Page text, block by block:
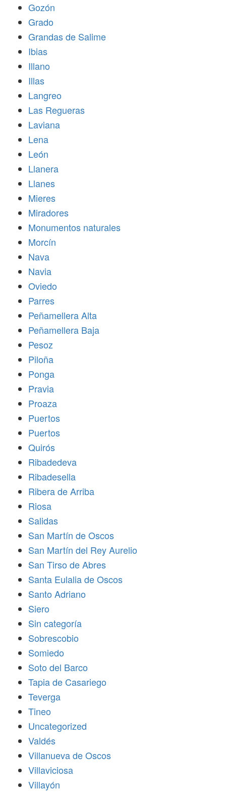
Gozón
Grado
Grandas de Salime
Ibias
Illano
Illas
Langreo
Las Regueras
Laviana
Lena
León
Llanera
Llanes
Mieres
Miradores
Monumentos naturales
Morcín
Nava
Navia
Oviedo
Parres
Peñamellera Alta
Peñamellera Baja
Pesoz
Piloña
Ponga
Pravia
Proaza
Puertos
Puertos
Quirós
Ribadedeva
Ribadesella
Ribera de Arriba
Riosa
Salidas
San Martín de Oscos
San Martín del Rey Aurelio
San Tirso de Abres
Santa Eulalia de Oscos
Santo Adriano
Siero
Sin categoría
Sobrescobio
Somiedo
Soto del Barco
Tapia de Casariego
Teverga
Tineo
Uncategorized
Valdés
Villanueva de Oscos
Villaviciosa
Villayón